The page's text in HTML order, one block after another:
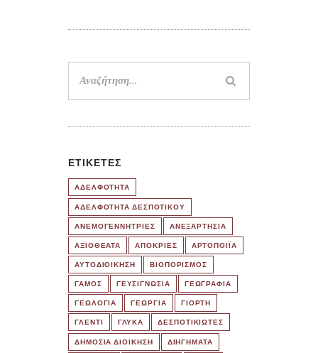
για:
ΕΤΙΚΈΤΕΣ
ΑΔΕΛΦΟΤΗΤΑ
ΑΔΕΛΦΟΤΗΤΑ ΔΕΣΠΟΤΙΚΟΥ
ΑΝΕΜΟΓΕΝΝΗΤΡΙΕΣ ΑΝΕΞΑΡΤΗΣΙΑ
ΑΞΙΟΘΕΑΤΑ ΑΠΟΚΡΙΕΣ ΑΡΤΟΠΟΙΪΑ
ΑΥΤΟΔΙΟΙΚΗΣΗ ΒΙΟΠΟΡΙΣΜΟΣ
ΓΑΜΟΣ ΓΕΥΣΙΓΝΩΣΙΑ ΓΕΩΓΡΑΦΙΑ
ΓΕΩΛΟΓΙΑ ΓΕΩΡΓΙΑ ΓΙΟΡΤΗ
ΓΛΕΝΤΙ ΓΛΥΚΑ ΔΕΣΠΟΤΙΚΙΩΤΕΣ
ΔΗΜΟΣΙΑ ΔΙΟΙΚΗΣΗ ΔΙΗΓΗΜΑΤΑ